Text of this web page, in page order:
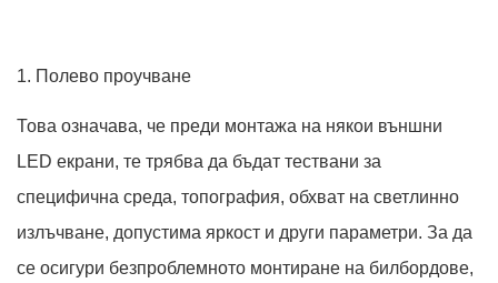
1. Полево проучване
Това означава, че преди монтажа на някои външни
LED екрани, те трябва да бъдат тествани за
специфична среда, топография, обхват на светлинно
излъчване, допустима яркост и други параметри. За да
се осигури безпроблемното монтиране на билбордове,